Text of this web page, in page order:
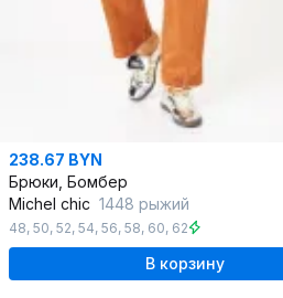
238.67 BYN
Брюки, Бомбер
Michel chic 1448 рыжий
48, 50, 52, 54, 56, 58, 60, 62
В корзину